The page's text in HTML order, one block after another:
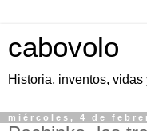
cabovolo
Historia, inventos,
miércoles, 4 de